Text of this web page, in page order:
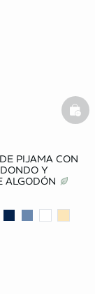
PIJAMA CON
Y
ALGODÓN